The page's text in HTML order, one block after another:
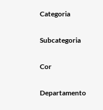
Categoria
Subcategoria
Cor
Departamento